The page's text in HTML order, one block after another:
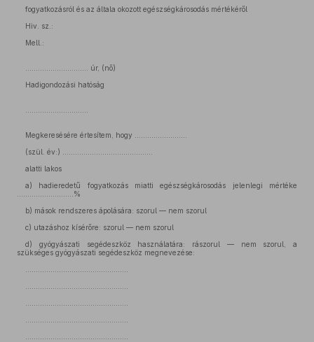
fogyatkozásról és az általa okozott egészségkárosodás mértékéről
Hiv. sz.:
Mell.:
………………………… úr, (nő)
Hadigondozási hatóság
Megkeresésére értesítem, hogy .........................
(szül. év:) ...........................................
alatti lakos
a) hadieredetű fogyatkozás miatti egészségkárosodás jelenlegi mértéke
...........................%
b) mások rendszeres ápolására: szorul — nem szorul
c) utazáshoz kísérőre: szorul — nem szorul
d) gyógyászati segédeszköz használatára: rászorul — nem szorul, a
szükséges gyógyászati segédeszköz megnevezése: